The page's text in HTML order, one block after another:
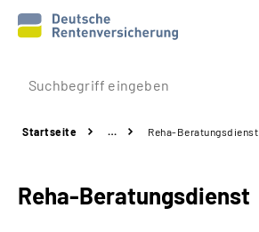
Prävention
Rente
Startseite … Reha-Beratungsdienst
Reha-Beratungsdienst